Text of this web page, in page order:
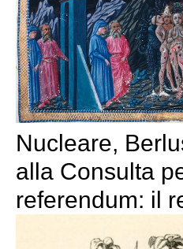
Nucleare,
alla Consulta
referendum: il